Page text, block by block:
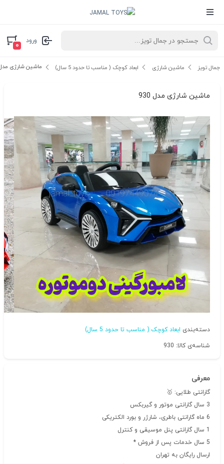
ورود
۰
جمال تویز ماشین شارژی ابعاد کوچک ( مناسب تا حدود 5 سال) ماشین شارژی مدل
ماشین شارژی مدل 930
دسته‌بندی ابعاد کوچک ( مناسب تا حدود 5 سال)
شناسه‌ی کالا: 930
معرفی
گارانتی طلایی: 🥇
3 سال گارانتی موتور و گیربکس
6 ماه گارانتی باطری، شارژر و بورد الکتریکی
1 سال گارانتی پنل موسیقی و کنترل
5 سال خدمات پس از فروش *
ارسال رایگان به تهران